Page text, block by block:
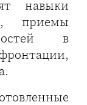
навыки
приемы
в